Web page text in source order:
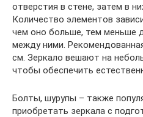
отверстия в стене, затем в
Количество элементов
чем оно больше, тем меньше
между ними.
см. Зеркало вешают на
чтобы обеспечить
Болты, шурупы – также
приобретать зеркала с